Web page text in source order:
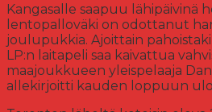
Kangasalle saapuu lähipäivinä
lentopalloväki on odottanut
joulupukkia. Ajoittain
LP:n laitapeli saa kaivattua
maajoukkueen yleispelaaja
allekirjoitti kauden loppuun